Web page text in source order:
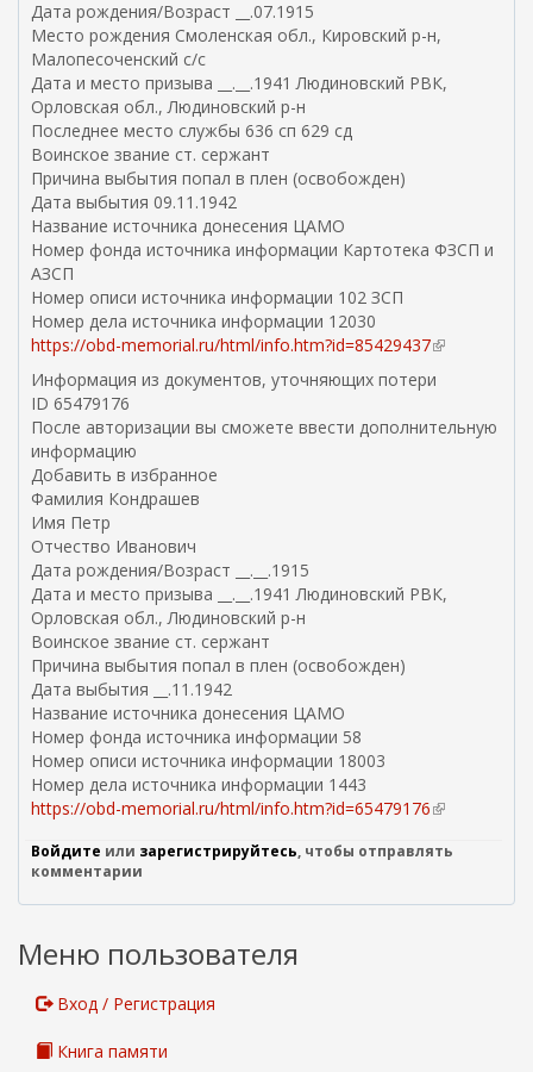
Дата рождения/Возраст __.07.1915
Место рождения Смоленская обл., Кировский р-н,
Малопесоченский с/с
Дата и место призыва __.__.1941 Людиновский РВК,
Орловская обл., Людиновский р-н
Последнее место службы 636 сп 629 сд
Воинское звание ст. сержант
Причина выбытия попал в плен (освобожден)
Дата выбытия 09.11.1942
Название источника донесения ЦАМО
Номер фонда источника информации Картотека ФЗСП и
АЗСП
Номер описи источника информации 102 ЗСП
Номер дела источника информации 12030
https://obd-memorial.ru/html/info.htm?id=85429437(
н
ш
ы
л
Информация из документов, уточняющих потери
ID 65479176
После авторизации вы сможете ввести дополнительную
информацию
Добавить в избранное
Фамилия Кондрашев
Имя Петр
Отчество Иванович
Дата рождения/Возраст __.__.1915
Дата и место призыва __.__.1941 Людиновский РВК,
Орловская обл., Людиновский р-н
Воинское звание ст. сержант
Причина выбытия попал в плен (освобожден)
Дата выбытия __.11.1942
Название источника донесения ЦАМО
Номер фонда источника информации 58
Номер описи источника информации 18003
Номер дела источника информации 1443
https://obd-memorial.ru/html/info.htm?id=65479176(
н
ш
Войдите или зарегистрируйтесь, чтобы отправлять
комментарии
Меню пользователя
Вход / Регистрация
Книга памяти